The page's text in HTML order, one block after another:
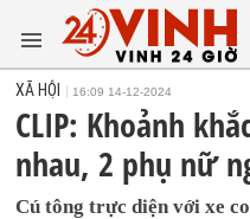
XÃ HỘI 16:09 14-12-2024
CLIP: Khoảnh
nhau, 2 phụ nữ
Cú tông trực diện với xe